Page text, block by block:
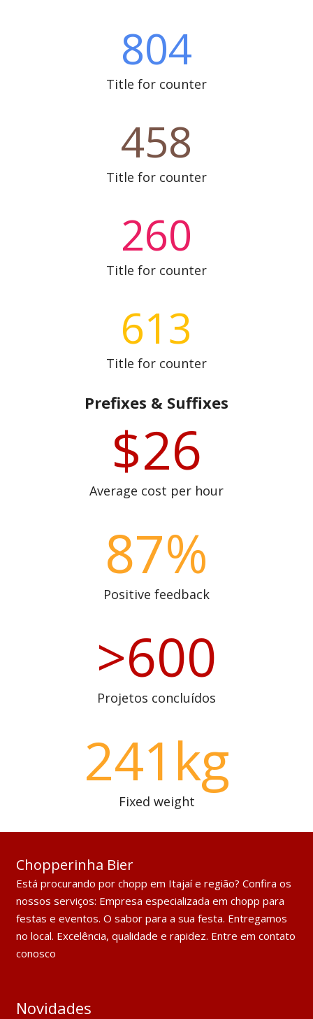
804
Title for counter
458
Title for counter
260
Title for counter
613
Title for counter
Prefixes & Suffixes
$26
Average cost per hour
87%
Positive feedback
>600
Projetos concluídos
241kg
Fixed weight
Chopperinha Bier
Está procurando por chopp em Itajaí e região? Confira os
nossos serviços: Empresa especializada em chopp para
festas e eventos. O sabor para a sua festa. Entregamos
no local. Excelência, qualidade e rapidez. Entre em contato
conosco
Novidades